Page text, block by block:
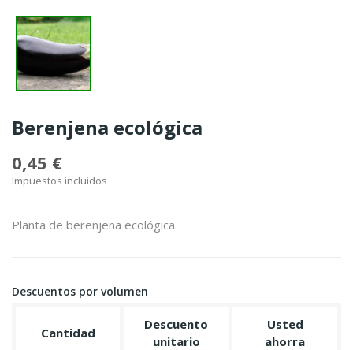
Berenjena ecológica
0,45 €
Impuestos incluidos
Planta de berenjena ecológica.
Descuentos por volumen
Cantidad
Descuento
unitario
Usted
ahorra